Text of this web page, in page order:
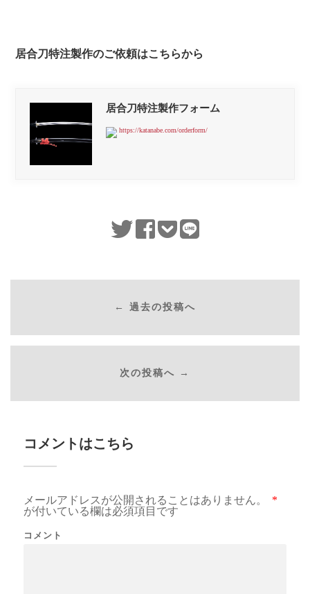
居合刀特注製作のご依頼はこちらから
居合刀特注製作フォーム
https://katanabe.com/orderform/
← 過去の投稿へ
次の投稿へ →
コメントはこちら
メールアドレスが公開されることはありません。
*
が付いている欄は必須項目です
コメント